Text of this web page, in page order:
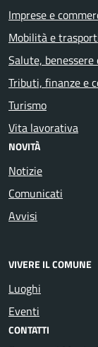
Imprese e
Mobilità e
Salute, benessere
Tributi, finanze e
Turismo
Vita lavorativa
NOVITÀ
Notizie
Comunicati
Avvisi
VIVERE IL COMUNE
Luoghi
Eventi
CONTATTI